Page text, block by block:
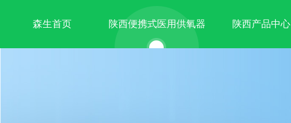
森生首页 陕西便携式医用供氧器 陕西产品中心